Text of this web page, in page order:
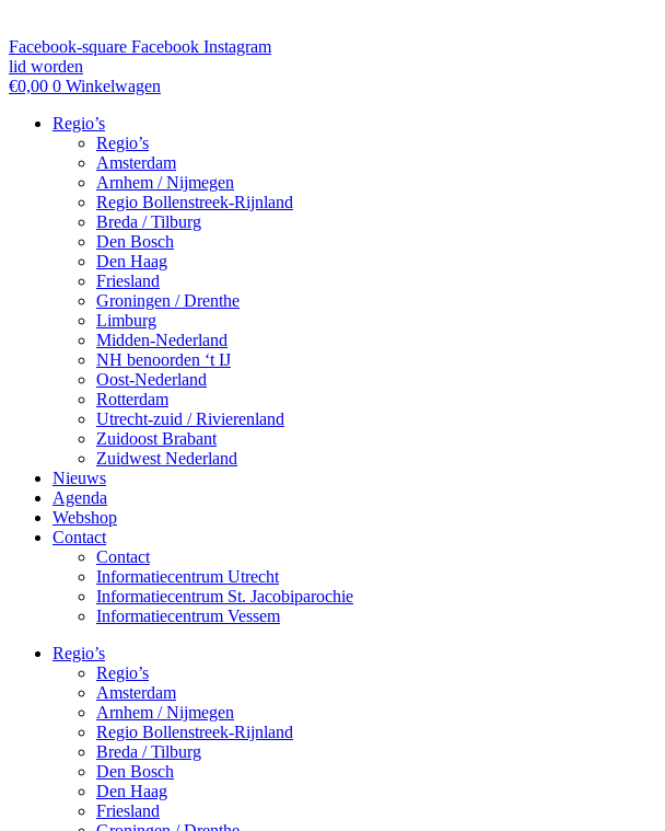
Facebook-square Facebook Instagram
lid worden
€0,00 0 Winkelwagen
Regio’s
Regio’s
Amsterdam
Arnhem / Nijmegen
Regio Bollenstreek-Rijnland
Breda / Tilburg
Den Bosch
Den Haag
Friesland
Groningen / Drenthe
Limburg
Midden-Nederland
NH benoorden ‘t IJ
Oost-Nederland
Rotterdam
Utrecht-zuid / Rivierenland
Zuidoost Brabant
Zuidwest Nederland
Nieuws
Agenda
Webshop
Contact
Contact
Informatiecentrum Utrecht
Informatiecentrum St. Jacobiparochie
Informatiecentrum Vessem
Regio’s
Regio’s
Amsterdam
Arnhem / Nijmegen
Regio Bollenstreek-Rijnland
Breda / Tilburg
Den Bosch
Den Haag
Friesland